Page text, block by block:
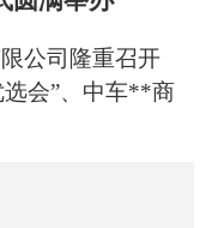
公司隆重召开
会”、中车**商